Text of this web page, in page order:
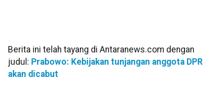
Berita ini telah tayang di Antaranews.com dengan
judul: Prabowo: Kebijakan tunjangan anggota DPR
akan dicabut